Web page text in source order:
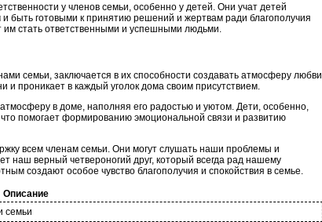
у членов семьи, особенно у детей. Они учат детей
быть готовыми к принятию решений и жертвам ради благополучия
им стать ответственными и успешными людьми.
семьи, заключается в их способности создавать атмосферу любви
и проникает в каждый уголок дома своим присутствием.
в доме, наполняя его радостью и уютом. Дети, особенно,
помогает формированию эмоциональной связи и развитию
всем членам семьи. Они могут слушать наши проблемы и
наш верный четвероногий друг, который всегда рад нашему
создают особое чувство благополучия и спокойствия в семье.
Описание
семьи